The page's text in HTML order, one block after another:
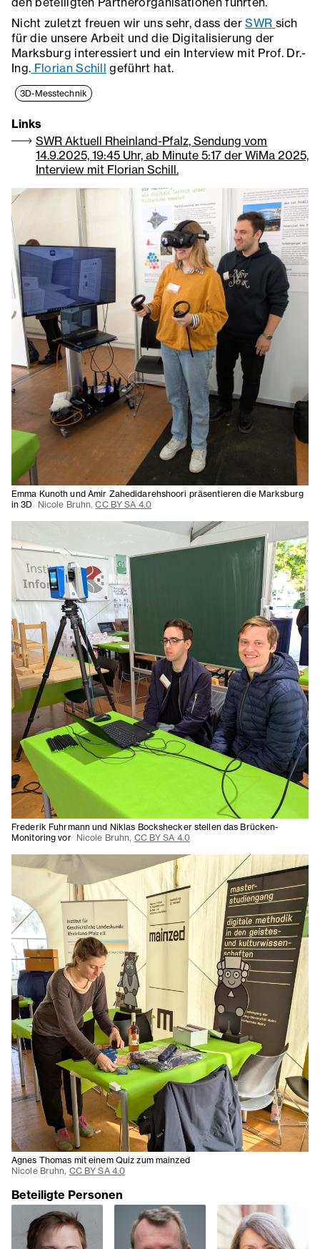
3D-Messtechnik
Links
SWR Aktuell Rheinland-Pfalz, Sendung vom
14.9.2025, 19:45 Uhr, ab Minute 5:17 der WiMa 2025,
Interview mit Florian Schill.
Emma Kunoth und Amir Zahedidarehshoori präsentieren die Marksburg
in 3D Nicole Bruhn,CC BY SA 4.0
Frederik Fuhrmann und Niklas Bockshecker stellen das Brücken-
Monitoring vor Nicole Bruhn, CC BY SA 4.0
Agnes Thomas mit einem Quiz zum mainzed
Nicole Bruhn, CC BY SA 4.0
Beteiligte Personen
Nicht zuletzt freuen wir uns sehr, dass derSWR sich
für die unsere Arbeit und die Digitalisierung der
Marksburg interessiert und ein Interview mit Prof. Dr.-
Ing. Florian Schill geführt hat.